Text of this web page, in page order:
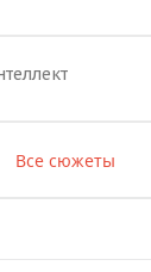
Все сюжеты